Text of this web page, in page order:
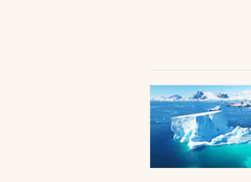
abre en nueva